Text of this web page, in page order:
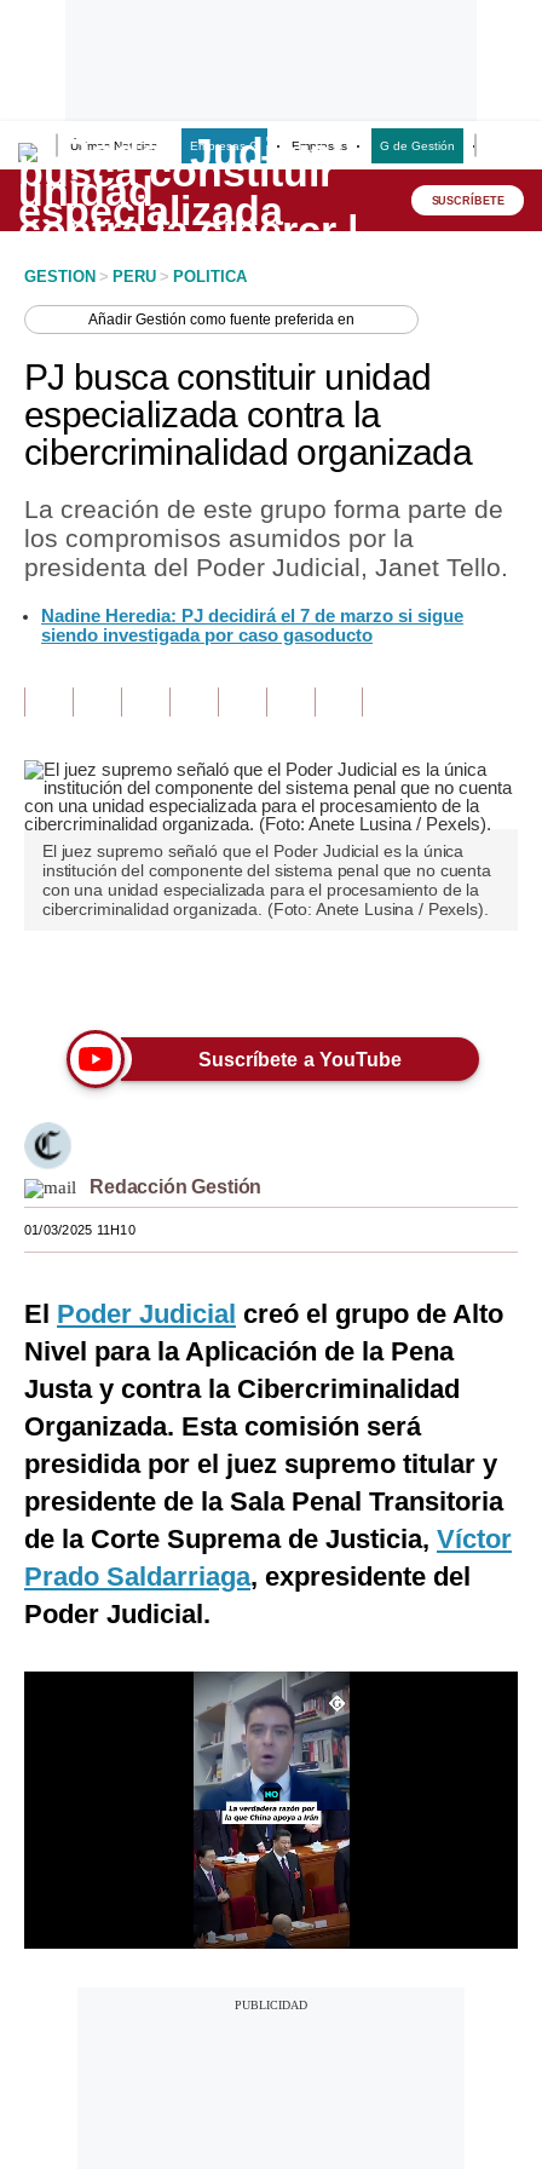
Últimas Noticias Empresas G Empresas G de Gestión
Lo último
Peru Quiosco
Economía
Mercados
Política
Tu Dinero
Finanzas Personales
Inmobiliarias
Opinión
Editorial
Pregunta de hoy
Viajes
Moda
Estilos
México
España
Internacional
Tecnología
Club del Suscriptor
G de Gestión
SUSCRÍBETE
GESTION > PERU > POLITICA
AñadirGestión como fuente preferida en
PJ busca constituir unidad
especializada contra la
cibercriminalidad organizada
La creación de este grupo forma parte de
los compromisos asumidos por la
presidenta del Poder Judicial, Janet Tello.
Nadine Heredia: PJ decidirá el 7 de marzo si sigue
siendo investigada por caso gasoducto
El juez supremo señaló que el Poder Judicial es la única
institución del componente del sistema penal que no cuenta
con una unidad especializada para el procesamiento de la
cibercriminalidad organizada. (Foto: Anete Lusina / Pexels).
Suscríbete a YouTube
Redacción Gestión
01/03/2025 11H10
El Poder Judicial creó el grupo de Alto
Nivel para la Aplicación de la Pena
Justa y contra la Cibercriminalidad
Organizada. Esta comisión será
presidida por el juez supremo titular y
presidente de la Sala Penal Transitoria
de la Corte Suprema de Justicia, Víctor
Prado Saldarriaga, expresidente del
Poder Judicial.